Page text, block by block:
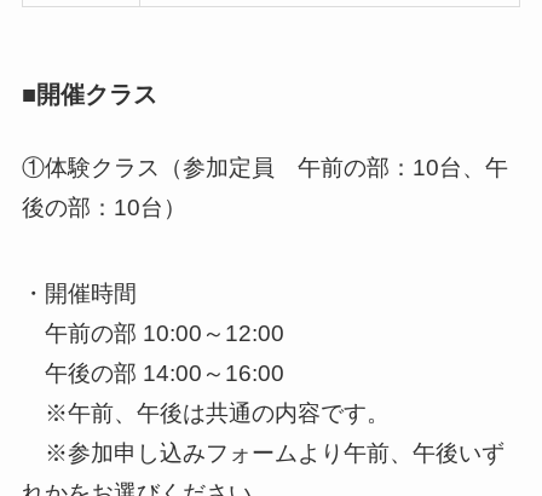
■開催クラス
①体験クラス（参加定員 午前の部：10台、午
後の部：10台）
・開催時間
午前の部 10:00～12:00
午後の部 14:00～16:00
※午前、午後は共通の内容です。
※参加申し込みフォームより午前、午後いず